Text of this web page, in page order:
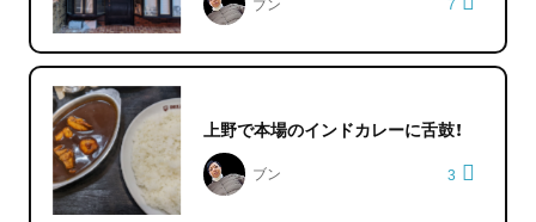
上野で本場のインドカレーに舌鼓！
ブン 3